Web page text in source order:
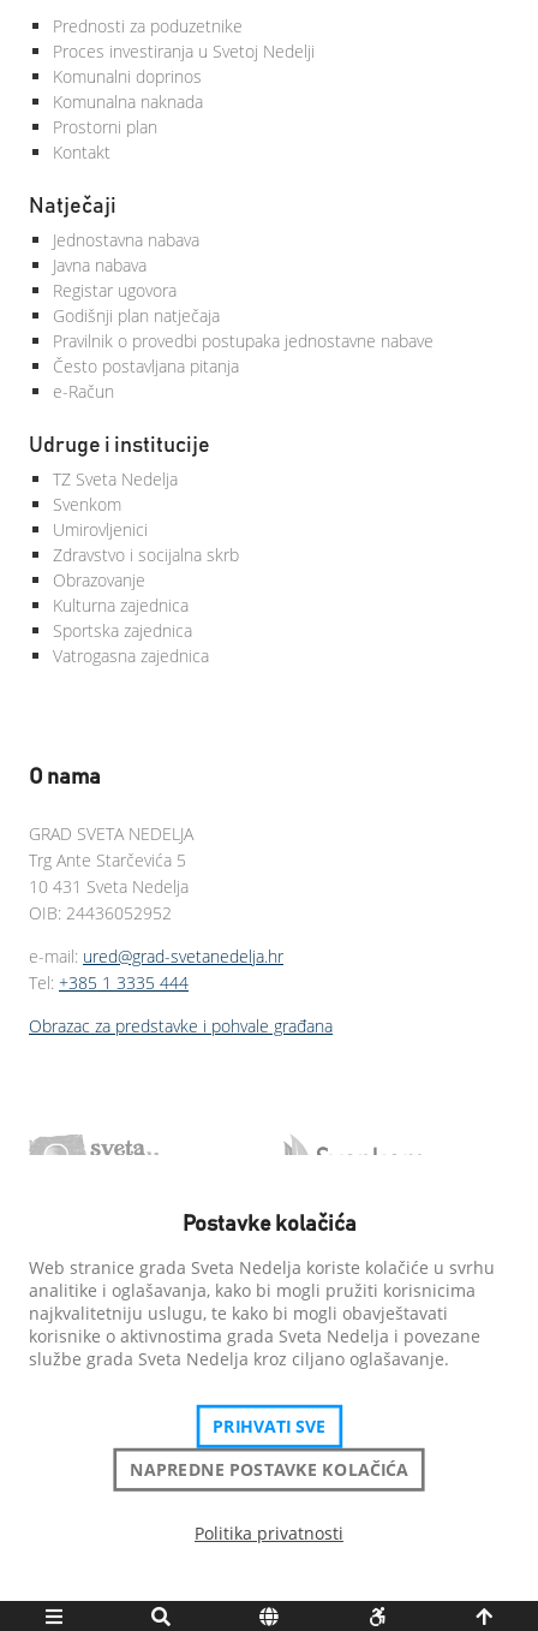
Prednosti za poduzetnike
Proces investiranja u Svetoj Nedelji
Komunalni doprinos
Komunalna naknada
Prostorni plan
Kontakt
Natječaji
Jednostavna nabava
Javna nabava
Registar ugovora
Godišnji plan natječaja
Pravilnik o provedbi postupaka jednostavne nabave
Često postavljana pitanja
e-Račun
Udruge i institucije
TZ Sveta Nedelja
Svenkom
Umirovljenici
Zdravstvo i socijalna skrb
Obrazovanje
Kulturna zajednica
Sportska zajednica
Vatrogasna zajednica
O nama
GRAD SVETA NEDELJA
Trg Ante Starčevića 5
10 431 Sveta Nedelja
OIB: 24436052952
e-mail: ured@grad-svetanedelja.hr
Tel: +385 1 3335 444
Obrazac za predstavke i pohvale građana
Postavke kolačića
Postavke kolačića
Web stranice grada Sveta Nedelja koriste kolačiće u svrhu
analitike i oglašavanja, kako bi mogli pružiti korisnicima
najkvalitetniju uslugu, te kako bi mogli obavještavati
korisnike o aktivnostima grada Sveta Nedelja i povezane
službe grada Sveta Nedelja kroz ciljano oglašavanje.
PRIHVATI SVE
NAPREDNE POSTAVKE KOLAČIĆA
Politika privatnosti